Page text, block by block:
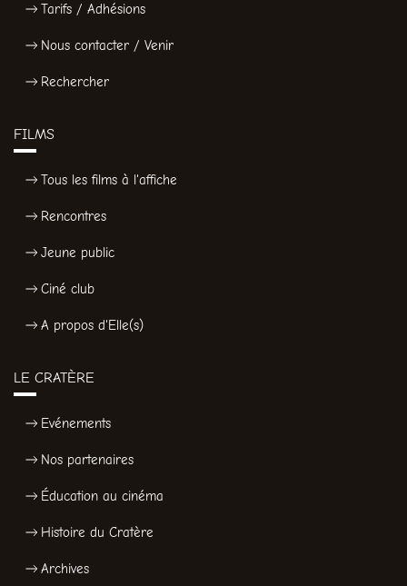
Tarifs / Adhésions
Nous contacter / Venir
Rechercher
FILMS
Tous les films à l'affiche
Rencontres
Jeune public
Ciné club
A propos d'Elle(s)
LE CRATÈRE
Evénements
Nos partenaires
Éducation au cinéma
Histoire du Cratère
Archives